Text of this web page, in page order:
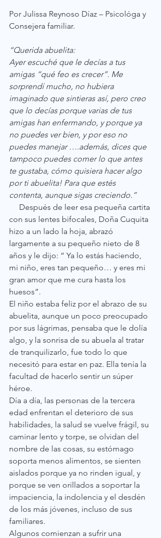
Por Julissa Reynoso Díaz – Psicológa y
Consejera familiar.
“Querida abuelita:
Ayer escuché que le decías a tus
amigas “qué feo es crecer”. Me
sorprendí mucho, no hubiera
imaginado que sintieras así, pero creo
que lo decías porque varias de tus
amigas han enfermando, y porque ya
no puedes ver bien, y por eso no
puedes manejar ….además, dices que
tampoco puedes comer lo que antes
te gustaba, cómo quisiera hacer algo
por ti abuelita! Para que estés
contenta, aunque sigas creciendo.”
Después de leer esa pequeña cartita
con sus lentes bifocales, Doña Cuquita
hizo a un lado la hoja, abrazó
largamente a su pequeño nieto de 8
años y le dijo: “ Ya lo estás haciendo,
mi niño, eres tan pequeño… y eres mi
gran amor que me cura hasta los
huesos”.
El niño estaba feliz por el abrazo de su
abuelita, aunque un poco preocupado
por sus lágrimas, pensaba que le dolía
algo, y la sonrisa de su abuela al tratar
de tranquilizarlo, fue todo lo que
necesitó para estar en paz. Ella tenía la
facultad de hacerlo sentir un súper
héroe.
Día a día, las personas de la tercera
edad enfrentan el deterioro de sus
habilidades, la salud se vuelve frágil, su
caminar lento y torpe, se olvidan del
nombre de las cosas, su estómago
soporta menos alimentos, se sienten
aislados porque ya no rinden igual, y
porque se ven orillados a soportar la
impaciencia, la indolencia y el desdén
de los más jóvenes, incluso de sus
familiares.
Algunos comienzan a sufrir una